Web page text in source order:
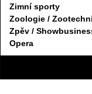
Zimní sporty
Zoologie /
Zpěv /
Opera